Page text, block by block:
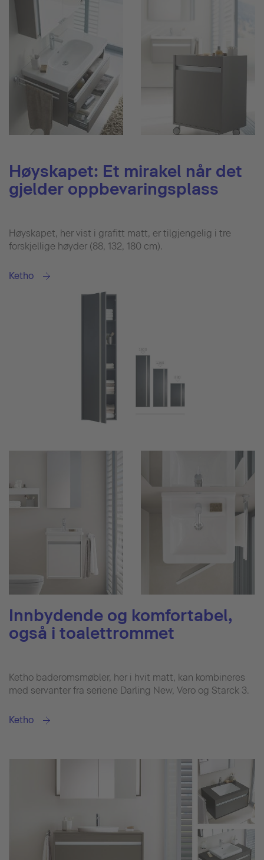
Høyskapet: Et mirakel når det
gjelder oppbevaringsplass
Høyskapet, her vist i grafitt matt, er tilgjengelig i tre
forskjellige høyder (88, 132, 180 cm).
Ketho
Innbydende og komfortabel,
også i toalettrommet
Ketho baderomsmøbler, her i hvit matt, kan kombineres
med servanter fra seriene Darling New, Vero og Starck 3.
Ketho